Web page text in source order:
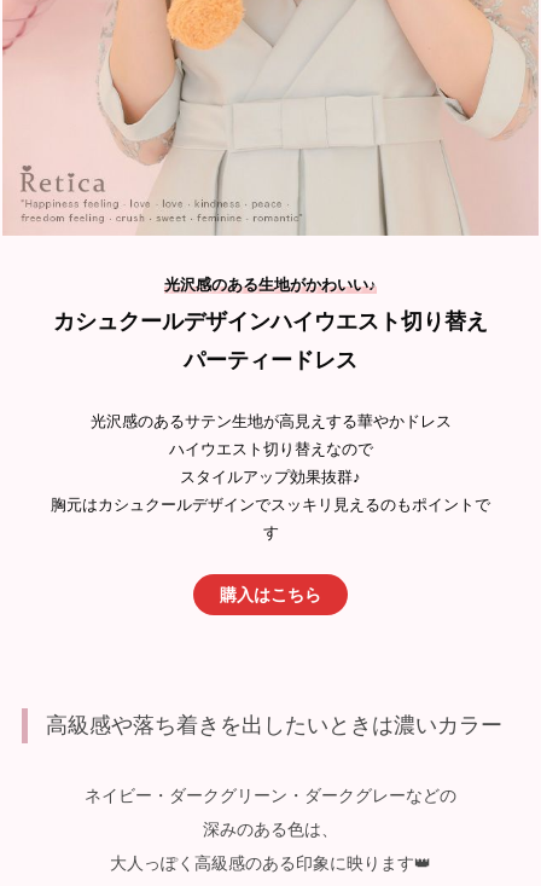
光沢感のある生地がかわいい♪
カシュクールデザインハイウエスト切り替え
パーティードレス
光沢感のあるサテン生地が高見えする華やかドレス
ハイウエスト切り替えなので
スタイルアップ効果抜群♪
胸元はカシュクールデザインでスッキリ見えるのもポイントで
す
購入はこちら
高級感や落ち着きを出したいときは濃いカラー
ネイビー・ダークグリーン・ダークグレーなどの
深みのある色は、
大人っぽく高級感のある印象に映ります👑